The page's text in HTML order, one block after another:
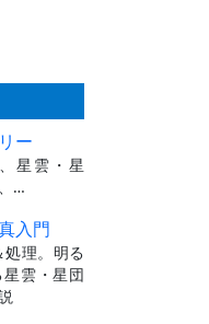
ー
星雲・星
…
入門
処理。明る
雲・星団